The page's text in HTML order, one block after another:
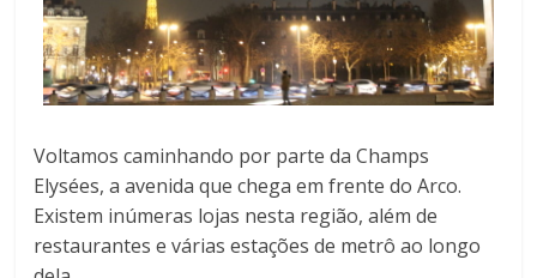
Voltamos caminhando por parte da Champs
Elysées, a avenida que chega em frente do Arco.
Existem inúmeras lojas nesta região, além de
restaurantes e várias estações de metrô ao longo